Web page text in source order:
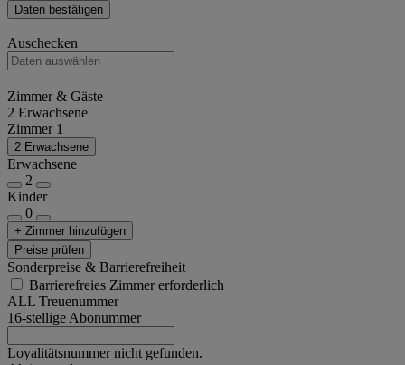
Daten bestätigen
Auschecken
Zimmer & Gäste
2 Erwachsene
Zimmer 1
2 Erwachsene
Erwachsene
2
Kinder
0
+ Zimmer hinzufügen
Preise prüfen
Sonderpreise & Barrierefreiheit
Barrierefreies Zimmer erforderlich
ALL Treuenummer
16-stellige Abonummer
Loyalitätsnummer nicht gefunden.